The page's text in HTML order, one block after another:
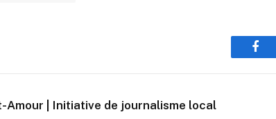
Amour | Initiative de journalisme local